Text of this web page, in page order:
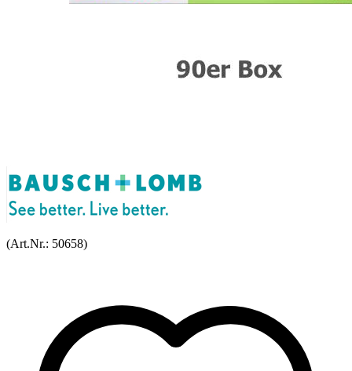
(Art.Nr.: 50658)